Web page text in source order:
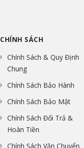
CHÍNH SÁCH
Chính Sách & Quy Định
Chung
Chính Sách Bảo Hành
Chính Sách Bảo Mật
Chính Sách Đổi Trả &
Hoàn Tiền
Chính Sách Vận Chuyển